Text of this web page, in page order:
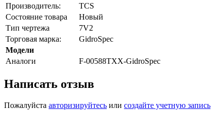
Производитель:
TCS
Состояние товара
Новый
Тип чертежа
7V2
Торговая марка:
GidroSpec
Модели
Аналоги
F-00588TXX-GidroSpec
Написать отзыв
Пожалуйста авторизируйтесь или создайте учетную запись